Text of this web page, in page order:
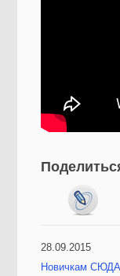
28.09.2015
Новичкам СЮДА